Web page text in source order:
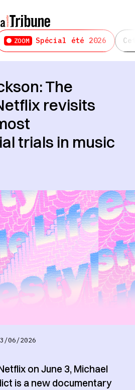
ZOOM Spécial été 2026
06/2026
The
revisits
trials in music
on June 3, Michael
is a new documentary